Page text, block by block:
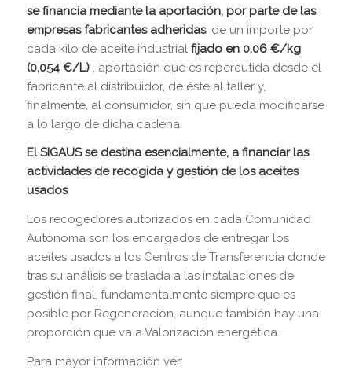
se financia mediante la aportación, por parte de las
empresas fabricantes adheridas, de un importe por
cada kilo de aceite industrial fijado en 0,06 €/kg
(0,054 €/L) , aportación que es repercutida desde el
fabricante al distribuidor, de éste al taller y,
finalmente, al consumidor, sin que pueda modificarse
a lo largo de dicha cadena.
El SIGAUS se destina esencialmente, a financiar las
actividades de recogida y gestión de los aceites
usados
Los recogedores autorizados en cada Comunidad
Autónoma son los encargados de entregar los
aceites usados a los Centros de Transferencia donde
tras su análisis se traslada a las instalaciones de
gestión final, fundamentalmente siempre que es
posible por Regeneración, aunque también hay una
proporción que va a Valorización energética.
Para mayor información ver: